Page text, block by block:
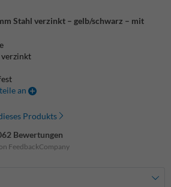
Stahl verzinkt – gelb/schwarz – mit
verzinkt
an
Produkts
Bewertungen
FeedbackCompany